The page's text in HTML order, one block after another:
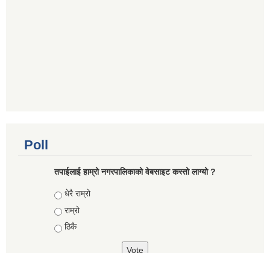
Poll
तपाईलाई हाम्रो नगरपालिकाको वेबसाइट कस्तो लाग्यो ?
Choices
धेरै राम्रो
राम्रो
ठिकै